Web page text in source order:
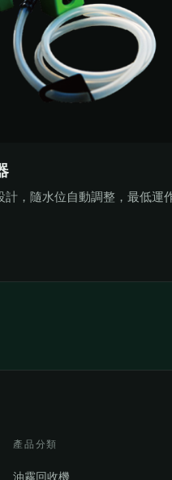
計，隨水位自動調整，最低運
產品分類
油霧回收機